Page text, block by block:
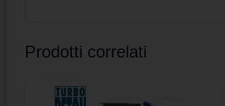
Prodotti correlati